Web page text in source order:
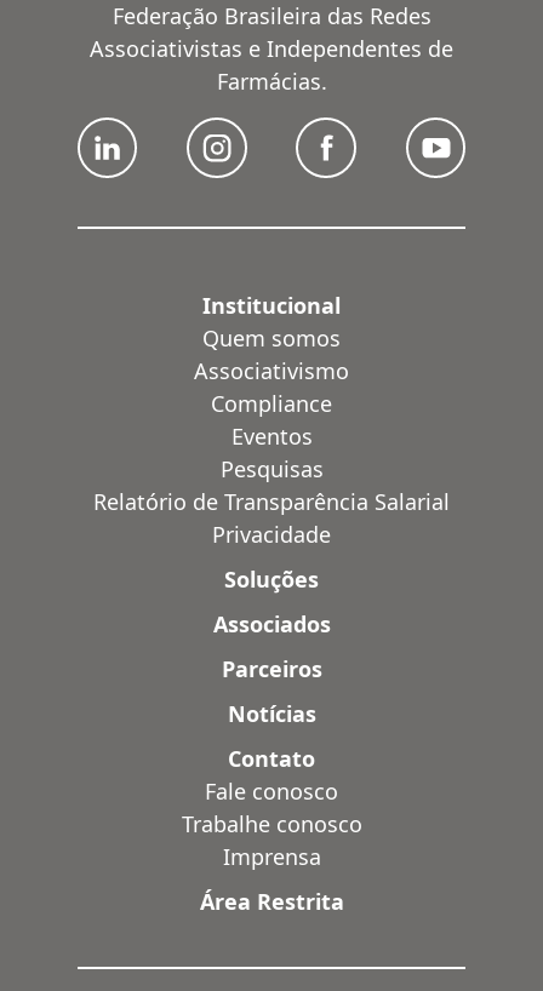
Federação Brasileira das Redes
Associativistas e Independentes de
Farmácias.
Institucional
Quem somos
Associativismo
Compliance
Eventos
Pesquisas
Relatório de Transparência Salarial
Privacidade
Soluções
Associados
Parceiros
Notícias
Contato
Fale conosco
Trabalhe conosco
Imprensa
Área Restrita